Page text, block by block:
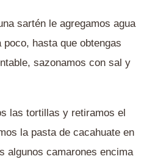
sartén le agregamos agua
hasta que obtengas
sazonamos con sal y
las tortillas y retiramos el
la pasta de cacahuate en
algunos camarones encima